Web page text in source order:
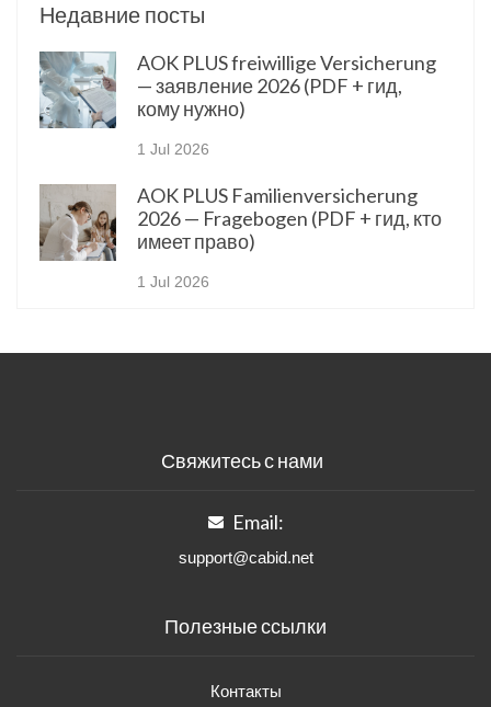
Недавние посты
AOK PLUS freiwillige Versicherung
— заявление 2026 (PDF + гид,
кому нужно)
1 Jul 2026
AOK PLUS Familienversicherung
2026 — Fragebogen (PDF + гид, кто
имеет право)
1 Jul 2026
Свяжитесь с нами
Email:
support@cabid.net
Полезные ссылки
Контакты